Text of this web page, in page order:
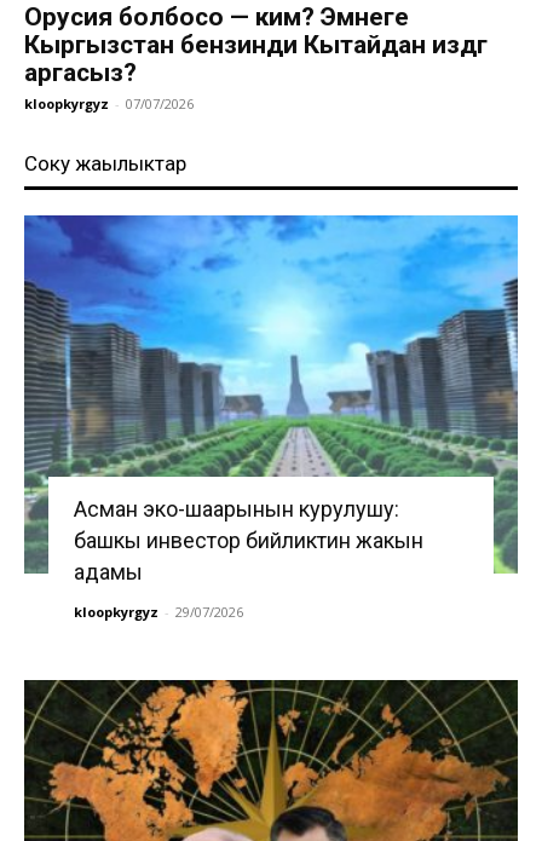
Орусия болбосо — ким? Эмнеге
Кыргызстан бензинди Кытайдан издөөгө
аргасыз?
kloopkyrgyz - 07/07/2026
Соңку жаңылыктар
Асман эко-шаарынын курулушу:
башкы инвестор бийликтин жакын
адамы
kloopkyrgyz - 29/07/2026